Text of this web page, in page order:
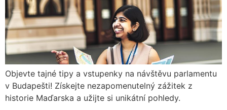
Objevte tajné tipy a vstupenky na návštěvu parlamentu
v Budapešti! Získejte nezapomenutelný zážitek z
historie Maďarska a užijte si unikátní pohledy.